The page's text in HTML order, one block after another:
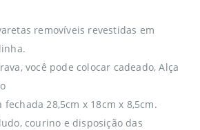
removíveis revestidas em
você pode colocar cadeado, Alça
28,5cm x 18cm x 8,5cm.
courino e disposição das